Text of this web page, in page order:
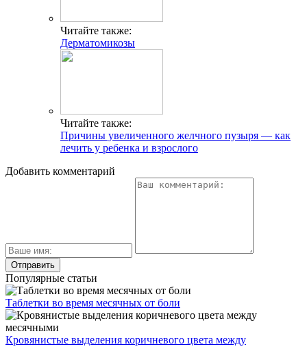
Читайте также:
Дерматомикозы
Читайте также:
Причины увеличенного желчного пузыря — как
лечить у ребенка и взрослого
Добавить комментарий
Популярные статьи
Таблетки во время месячных от боли
Кровянистые выделения коричневого цвета между